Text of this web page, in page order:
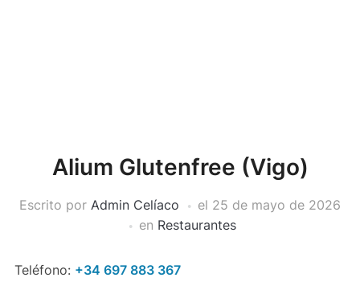
Alium Glutenfree (Vigo)
Escrito por Admin Celíaco el 25 de mayo de 2026
en Restaurantes
Teléfono: +34 697 883 367